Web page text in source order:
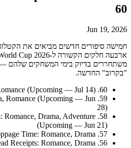
60
Jun 19, 2026
משתחררים בדיוק בימי המשחקים שלהם
"בקרוב" החדשה.
60. Golden Goal: Drama, Romance (Upcoming — Jul 14)
Romance (Upcoming — Jun
28)
Romance, Drama, Adventure
(Upcoming — Jun 21)
57. Stoppage Time: Romance, Drama
56. Read Receipts: Romance, Drama